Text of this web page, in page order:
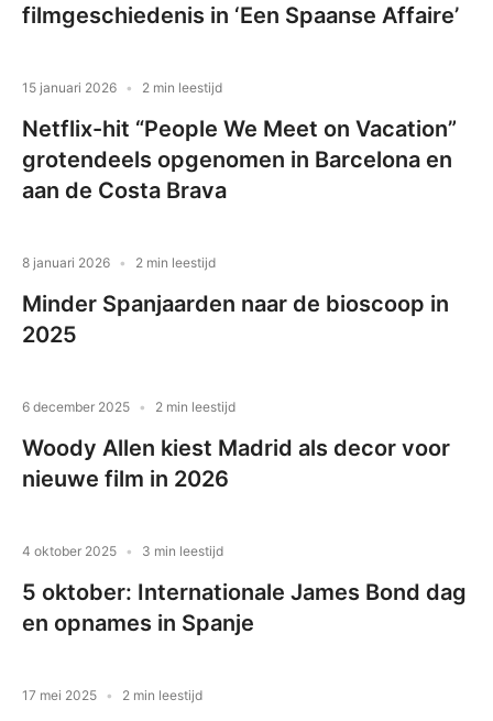
filmgeschiedenis in ‘Een Spaanse Affaire’
15 januari 2026 2 min leestijd
Netflix-hit “People We Meet on Vacation”
grotendeels opgenomen in Barcelona en
aan de Costa Brava
8 januari 2026 2 min leestijd
Minder Spanjaarden naar de bioscoop in
2025
6 december 2025 2 min leestijd
Woody Allen kiest Madrid als decor voor
nieuwe film in 2026
4 oktober 2025 3 min leestijd
5 oktober: Internationale James Bond dag
en opnames in Spanje
17 mei 2025 2 min leestijd